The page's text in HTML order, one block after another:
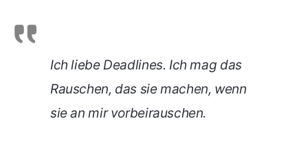
Ich liebe Deadlines. Ich mag das
Rauschen, das sie machen, wenn
sie an mir vorbeirauschen.